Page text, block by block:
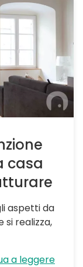
casa
aspetti da
si realizza,
a leggere